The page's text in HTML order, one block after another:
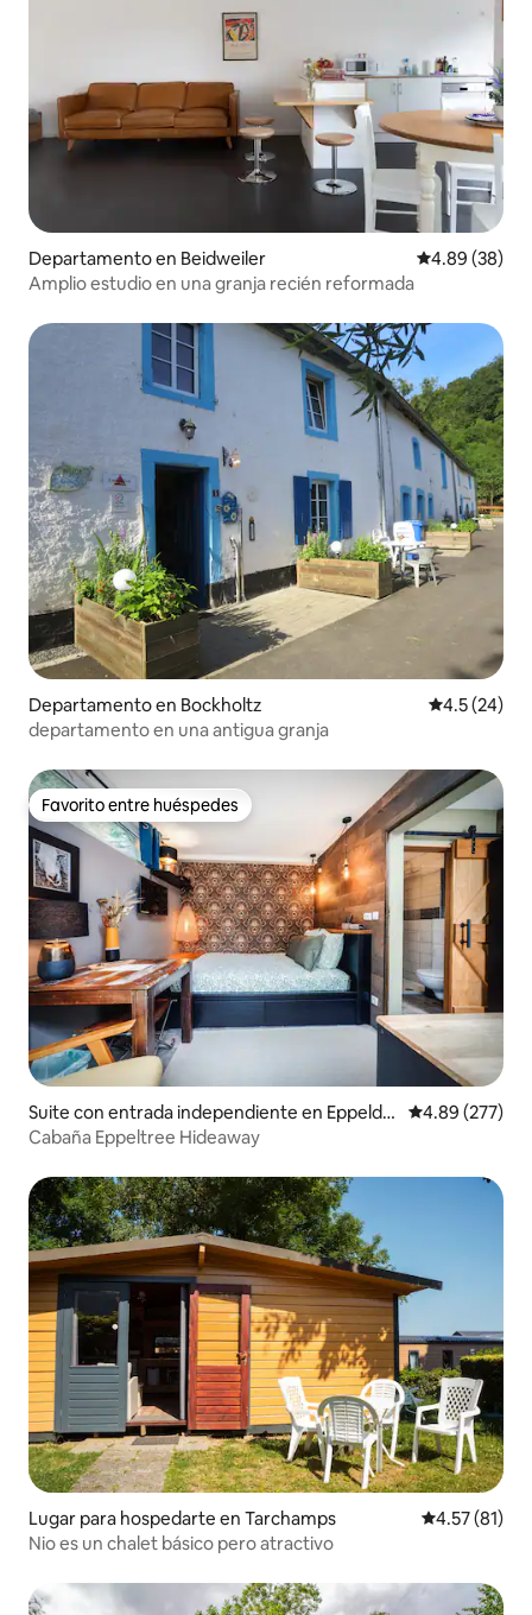
Departamento en Beidweiler Calificación
4.89 (38)
Amplio estudio en una granja recién reformada
Departamento en Bockholtz Calificación
4.5 (24)
departamento en una antigua granja
Favorito entre huéspedes
Favorito entre huéspedes
Suite con entrada independiente en Eppeldu
erf
Calificación
4.89 (277)
Cabaña Eppeltree Hideaway
Lugar para hospedarte en Tarchamps Calificación
4.57 (81)
Nio es un chalet básico pero atractivo